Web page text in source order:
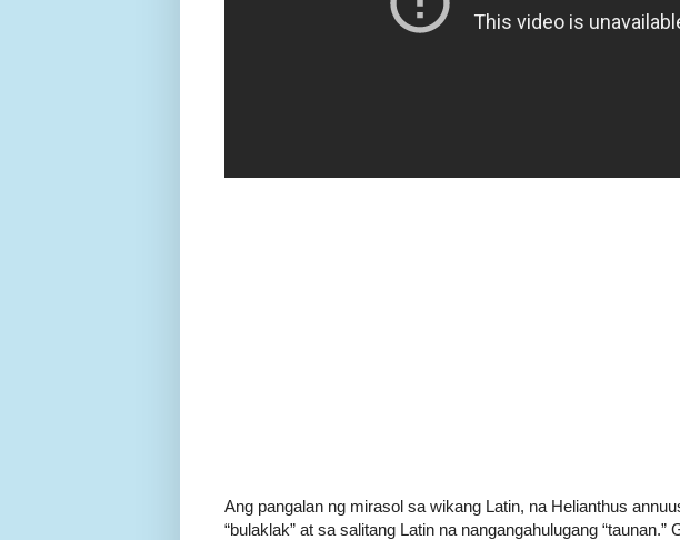
Ang pangalan ng mirasol sa wikang Latin, na Helianthus
“bulaklak” at sa salitang Latin na nangangahulugang